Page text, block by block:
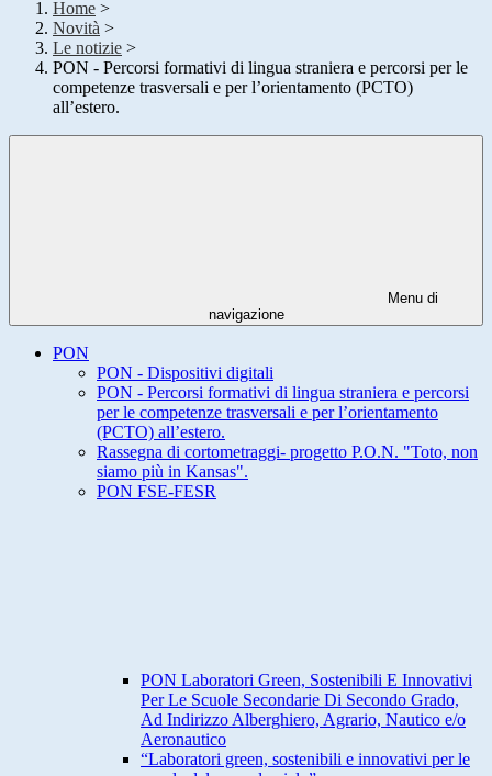
Home >
Novità >
Le notizie >
PON - Percorsi formativi di lingua straniera e percorsi per le
competenze trasversali e per l’orientamento (PCTO)
all’estero.
Menu di
navigazione
PON
PON - Dispositivi digitali
PON - Percorsi formativi di lingua straniera e percorsi
per le competenze trasversali e per l’orientamento
(PCTO) all’estero.
Rassegna di cortometraggi- progetto P.O.N. "Toto, non
siamo più in Kansas".
PON FSE-FESR
PON Laboratori Green, Sostenibili E Innovativi
Per Le Scuole Secondarie Di Secondo Grado,
Ad Indirizzo Alberghiero, Agrario, Nautico e/o
Aeronautico
“Laboratori green, sostenibili e innovativi per le